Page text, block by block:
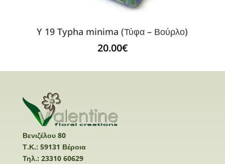
Y 19 Typha minima (Τύφα – Βούρλο)
20.00€
Βενιζέλου 80
Τ.Κ.: 59131 Βέροια
Τηλ.: 23310 60629